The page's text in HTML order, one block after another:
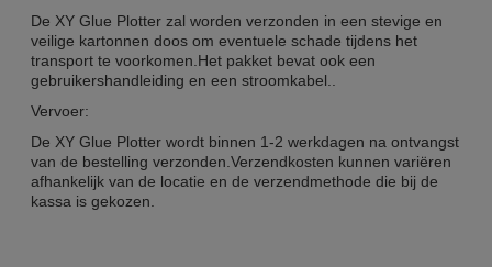
De XY Glue Plotter zal worden verzonden in een stevige en
veilige kartonnen doos om eventuele schade tijdens het
transport te voorkomen.Het pakket bevat ook een
gebruikershandleiding en een stroomkabel..
Vervoer:
De XY Glue Plotter wordt binnen 1-2 werkdagen na ontvangst
van de bestelling verzonden.Verzendkosten kunnen variëren
afhankelijk van de locatie en de verzendmethode die bij de
kassa is gekozen.